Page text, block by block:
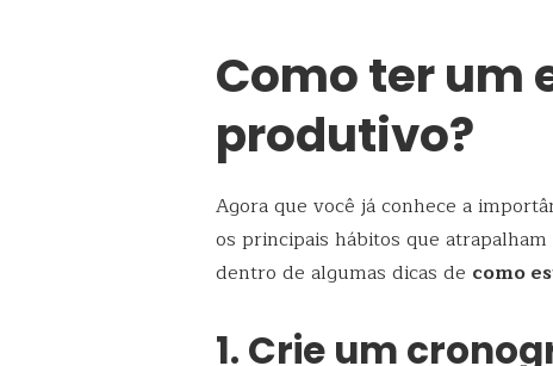
Como ter um
produtivo?
Agora que você já conhece a
os principais hábitos que
dentro de algumas dicas de como
1. Crie um